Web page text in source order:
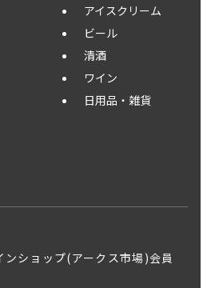
アイスクリーム
ビール
清酒
ワイン
日用品・雑貨
ンショップ(アークス市場)会員